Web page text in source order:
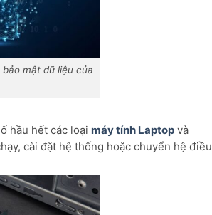
mật dữ liệu của
hầu hết các loại máy tính Laptop và
cài đặt hệ thống hoặc chuyển hệ điều